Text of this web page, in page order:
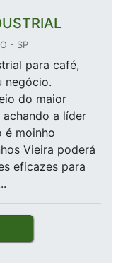
- SP
para café,
negócio.
do maior
a líder
é moinho
Vieira poderá
eficazes para